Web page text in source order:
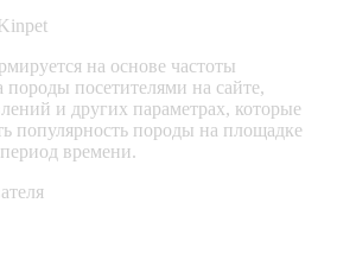
на основе частоты
посетителями на сайте,
и других параметрах, которые
популярность породы на площадке
времени.